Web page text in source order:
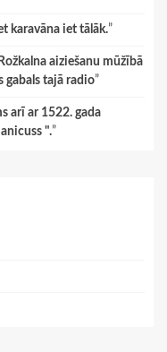
karavāna iet tālāk.”
aiziešanu mūžībā
gabals tajā radio”
arī ar 1522. gada
".”